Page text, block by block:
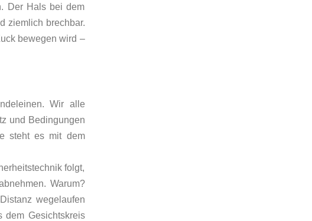
Der Hals bei dem
ziemlich brechbar.
bewegen wird –
Wir alle
und Bedingungen
steht es mit dem
folgt,
Warum?
wegelaufen
dem Gesichtskreis